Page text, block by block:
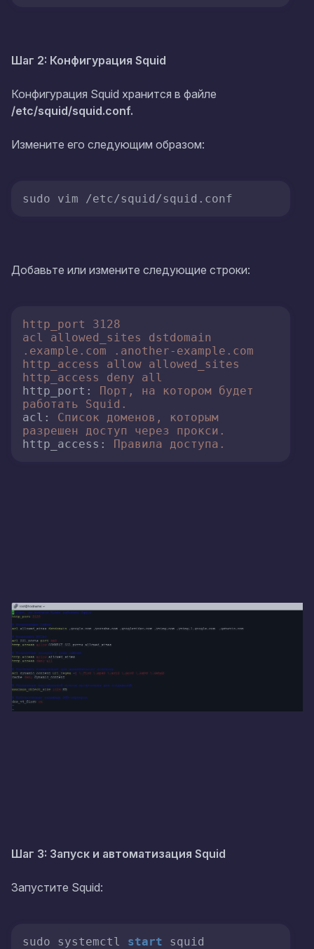
Шаг 2: Конфигурация Squid
Конфигурация Squid хранится в файле
/etc/squid/squid.conf.
Измените его следующим образом:
sudo vim /etc/squid/squid.conf
Добавьте или измените следующие строки:
http_port
3128
acl
allowed_sites
dstdomain
.example.com
.another-example.com
http_access
allow allowed_sites
http_access
deny
all
http_port:
Порт, на котором
будет
работать
Squid.
acl:
Список доменов,
которым
разрешен
доступ через
прокси.
http_access:
Правила доступа.
Шаг 3: Запуск и автоматизация Squid
Запустите Squid:
sudo systemctl start squid